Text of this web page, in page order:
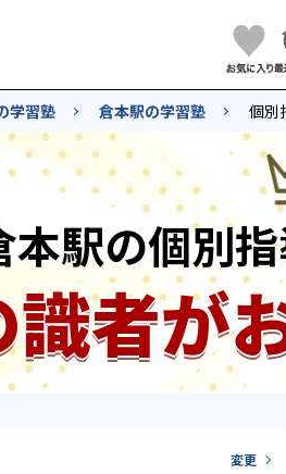
学習塾 倉本駅の学習塾 個別
本駅の個別
者が
変更